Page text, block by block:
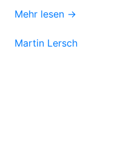
Mehr lesen →
Martin Lersch